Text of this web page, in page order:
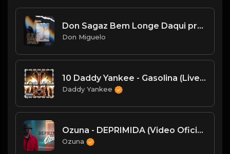
Don Sagaz Bem Longe Daqui prod Zero
Don Miguelo
10 Daddy Yankee - Gasolina (Live in San Juan, Puerto Rico)
Daddy Yankee
Ozuna - DEPRIMIDA (Video Oficial)
Ozuna